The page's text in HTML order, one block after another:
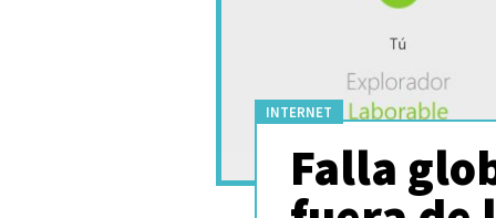
INTERNET
Falla